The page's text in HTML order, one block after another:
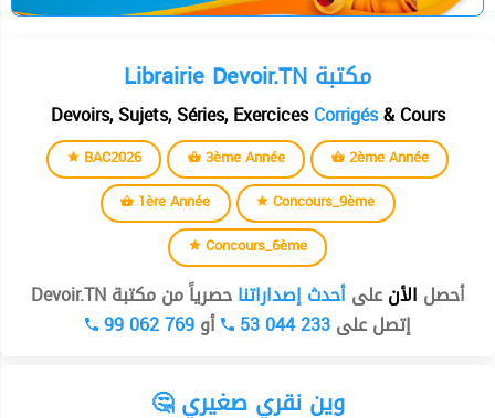
Librairie Devoir.TN مكتبة
Devoirs, Sujets, Séries, ExercicesCorrigés& Cours
BAC2026 3ème Année
2ème Année
1ère Année
Concours_9ème
Concours_6ème
أحصل الأنعلىأحدث إصداراتناحصرياً من مكتبة Devoir.TN
إتصل على53 044 233 أو99 062 769
🤔 وين نقري صغيري